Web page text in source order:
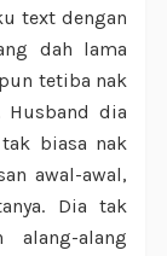
text dengan
dah lama
tetiba nak
dia
biasa nak
awal-awal,
Dia tak
alang-alang